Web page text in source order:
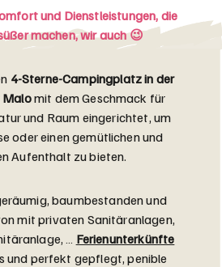
und Dienstleistungen, die
machen, wir auch 😉
4-Sterne-Campingplatz in der
Malomit dem Geschmack für
und Raum eingerichtet, um
oder einen gemütlichen und
Aufenthalt zu bieten.
baumbestanden und
mit privaten Sanitäranlagen,
… Ferienunterkünfte
und perfekt gepflegt, penible